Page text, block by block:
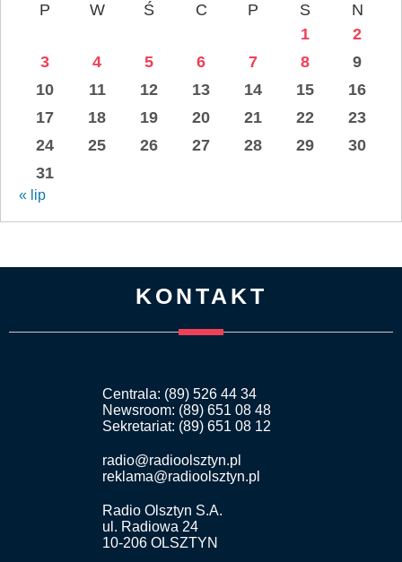
P W Ś C P S
N
1
2
3
4 5 6 7 8
9
10
11 12 13 14 15
16
17
18 19 20 21 22
23
24
25 26 27 28 29
30
31
« lip
KONTAKT
Centrala: (89) 526 44 34
Newsroom: (89) 651 08 48
Sekretariat: (89) 651 08 12
radio@radioolsztyn.pl
reklama@radioolsztyn.pl
Radio Olsztyn S.A.
ul. Radiowa 24
10-206 OLSZTYN